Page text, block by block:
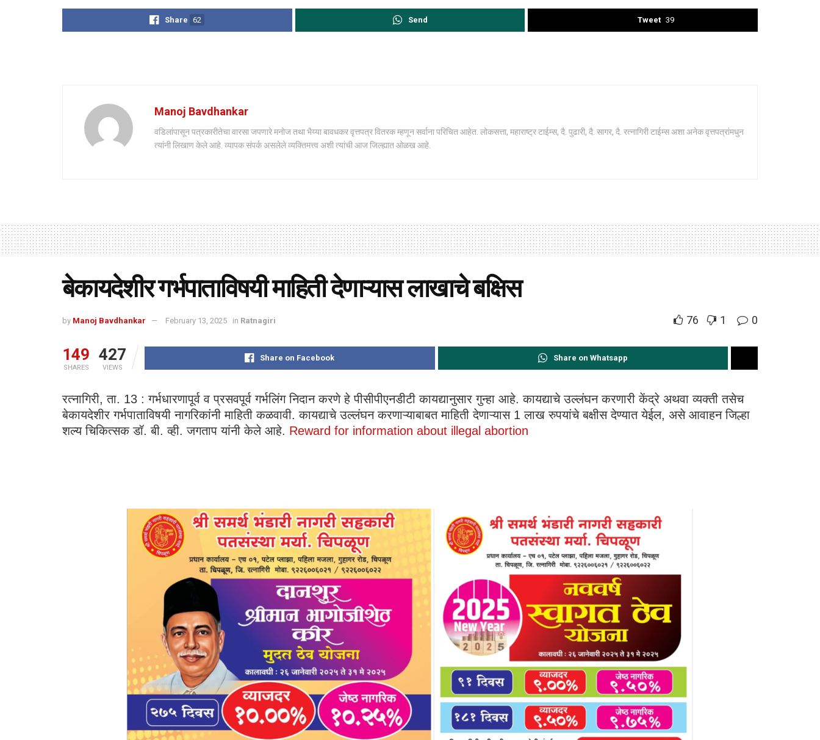
Share 62 Send Tweet 39
Manoj Bavdhankar
वडिलांपासून पत्रकारीतेचा वारसा जपणारे मनोज तथा भैय्या बावधकर वृत्तपत्र वितरक म्हणून सर्वाना परिचित आहेत. लोकसत्ता, महाराष्ट्र टाईम्स, दै. पुढारी, दै. सागर, दै. रत्नागिरी टाईम्स अशा अनेक वृत्तपत्रांमधुन
त्यांनी लिखाण केले आहे. व्यापक संपर्क असलेले व्यक्तिमत्त्व अशी त्यांची आज जिल्ह्यात ओळख आहे.
बेकायदेशीर गर्भपाताविषयी माहिती देणाऱ्यास लाखाचे बक्षिस
by Manoj Bavdhankar February 13, 2025 in Ratnagiri 76 1 0
149
SHARES
427
VIEWS
Share on Facebook Share on Whatsapp
रत्नागिरी, ता. 13 : गर्भधारणापूर्व व प्रसवपूर्व गर्भलिंग निदान करणे हे पीसीपीएनडीटी कायद्यानुसार गुन्हा आहे. कायद्याचे उल्लंघन करणारी केंद्रे अथवा व्यक्ती तसेच
बेकायदेशीर गर्भपाताविषयी नागरिकांनी माहिती कळवावी. कायद्याचे उल्लंघन करणाऱ्याबाबत माहिती देणाऱ्यास 1 लाख रुपयांचे बक्षीस देण्यात येईल, असे आवाहन जिल्हा
शल्य चिकित्सक डॉ. बी. व्ही. जगताप यांनी केले आहे. Reward for information about illegal abortion